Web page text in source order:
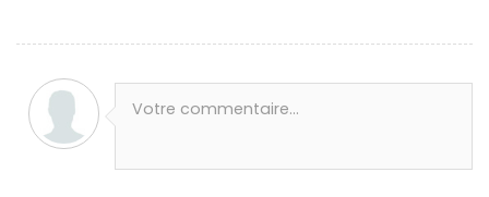
Votre commentaire...